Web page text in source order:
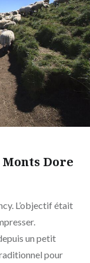
Dore
L’objectif était
un petit
pour